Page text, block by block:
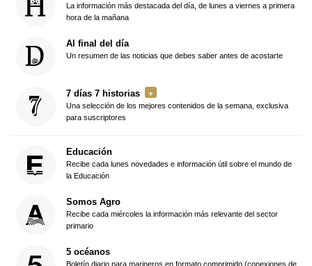
La información más destacada del día, de lunes a viernes a primera
hora de la mañana
Al final del día
Un resumen de las noticias que debes saber antes de acostarte
7 días 7 historias
Una selección de los mejores contenidos de la semana, exclusiva
para suscriptores
Educación
Recibe cada lunes novedades e información útil sobre el mundo de
la Educación
Somos Agro
Recibe cada miércoles la información más relevante del sector
primario
5 océanos
Boletín diario para marineros en formato comprimido (conexiones de